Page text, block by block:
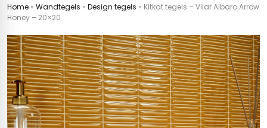
Home » Wandtegels » Design tegels » Kitkat tegels – Vilar Albaro Arrow
Honey – 20×20
badkamer
hal
keuken
badkamer
bijkeuken
keuken
(tot €25)